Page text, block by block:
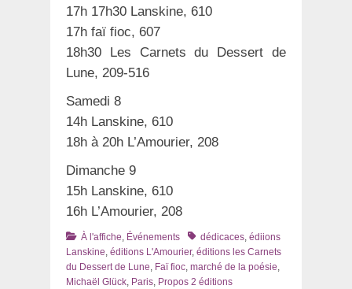
17h 17h30 Lanskine, 610
17h faï fioc, 607
18h30 Les Carnets du Dessert de
Lune, 209-516
Samedi 8
14h Lanskine, 610
18h à 20h L’Amourier, 208
Dimanche 9
15h Lanskine, 610
16h L’Amourier, 208
Catégories
À l'affiche, Événements Tagsdédicaces, édiions
Lanskine, éditions L'Amourier, éditions les Carnets
du Dessert de Lune, Faï fioc, marché de la poésie,
Michaël Glück, Paris, Propos 2 éditions